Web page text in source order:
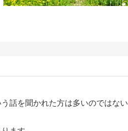
話を聞かれた方は多いのではない